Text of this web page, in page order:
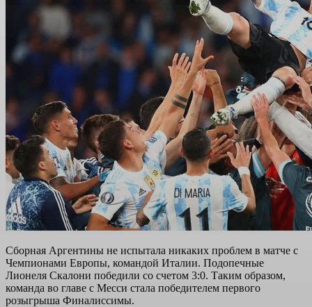
Сборная Аргентины не испытала никакиx проблем в матче с
Чемпионами Европы, командой Италии. Подопечные
Лионеля Скалони победили со счетом 3:0. Таким образом,
команда во главе с Месси стала победителем первого
розыгрыша Финалиссимы.